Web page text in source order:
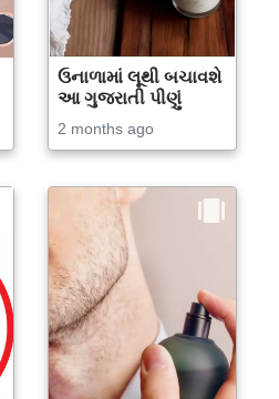
ઉનાળામાં લૂથી બચાવશે
આ ગુજરાતી પીણું
2 months ago